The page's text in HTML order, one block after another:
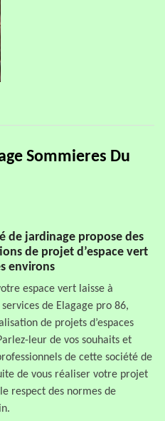
Sommieres Du
de jardinage propose des
de projet d’espace vert
environs
espace vert laisse à
de Elagage pro 86,
de projets d’espaces
leur de vos souhaits et
de cette société de
de vous réaliser votre projet
respect des normes de